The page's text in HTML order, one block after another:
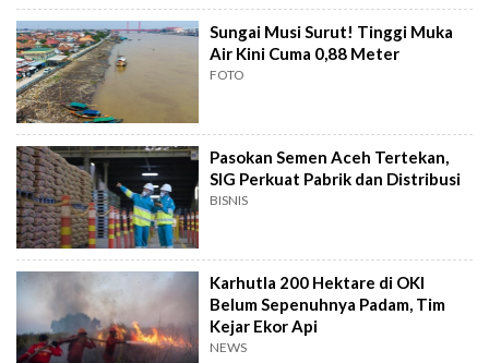
Sungai Musi Surut! Tinggi Muka
Air Kini Cuma 0,88 Meter
FOTO
Pasokan Semen Aceh Tertekan,
SIG Perkuat Pabrik dan Distribusi
BISNIS
Karhutla 200 Hektare di OKI
Belum Sepenuhnya Padam, Tim
Kejar Ekor Api
NEWS